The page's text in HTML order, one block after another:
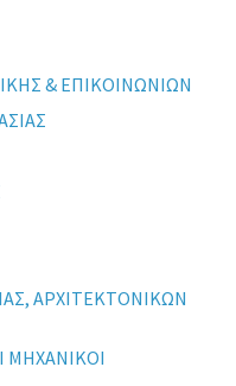
& ΕΠΙΚΟΙΝΩΝΙΩΝ
ΑΡΧΙΤΕΚΤΟΝΙΚΩΝ
ΜΗΧΑΝΙΚΟΙ